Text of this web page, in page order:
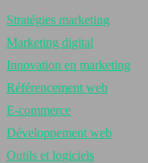
Stratégies marketing
Marketing digital
Innovation en marketing
Référencement web
E-commerce
Développement web
Outils et logiciels